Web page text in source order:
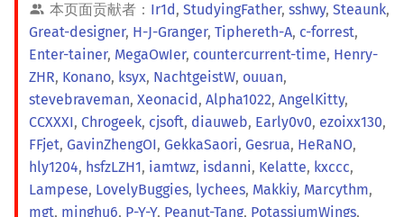
本页面贡献者： Ir1d, StudyingFather, sshwy, Steaunk,
Great-designer, H-J-Granger, Tiphereth-A, c-forrest,
Enter-tainer, MegaOwIer, countercurrent-time, Henry-
ZHR, Konano, ksyx, NachtgeistW, ouuan,
stevebraveman, Xeonacid, Alpha1022, AngelKitty,
CCXXXI, Chrogeek, cjsoft, diauweb, Early0v0, ezoixx130,
FFjet, GavinZhengOI, GekkaSaori, Gesrua, HeRaNO,
hly1204, hsfzLZH1, iamtwz, isdanni, Kelatte, kxccc,
Lampese, LovelyBuggies, lychees, Makkiy, Marcythm,
mgt, minghu6, P-Y-Y, Peanut-Tang, PotassiumWings,